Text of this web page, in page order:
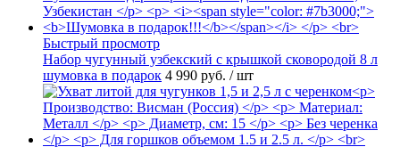
Быстрый просмотр
Набор чугунный узбекский с крышкой сковородой 8 л
шумовка в подарок 4 990 руб. / шт